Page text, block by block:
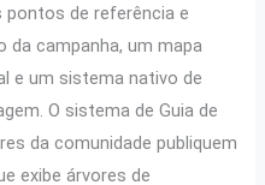
pontos de referência e
da campanha, um mapa
e um sistema nativo de
O sistema de Guia de
da comunidade publiquem
exibe árvores de